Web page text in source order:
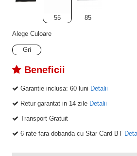
55 85
Alege Culoare
Gri
Beneficii
Garantie inclusa: 60 luni Detalii
Retur garantat in 14 zile Detalii
Transport Gratuit
6 rate fara dobanda cu Star Card BT